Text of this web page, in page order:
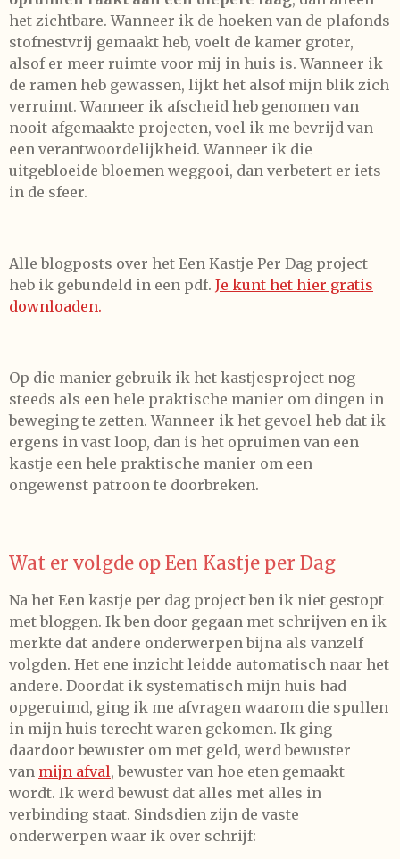
het zichtbare. Wanneer ik de hoeken van de plafonds
stofnestvrij gemaakt heb, voelt de kamer groter,
alsof er meer ruimte voor mij in huis is. Wanneer ik
de ramen heb gewassen, lijkt het alsof mijn blik zich
verruimt. Wanneer ik afscheid heb genomen van
nooit afgemaakte projecten, voel ik me bevrijd van
een verantwoordelijkheid. Wanneer ik die
uitgebloeide bloemen weggooi, dan verbetert er iets
in de sfeer.
Alle blogposts over het Een Kastje Per Dag project
heb ik gebundeld in een pdf. Je kunt het hier gratis
downloaden.
Op die manier gebruik ik het kastjesproject nog
steeds als een hele praktische manier om dingen in
beweging te zetten. Wanneer ik het gevoel heb dat ik
ergens in vast loop, dan is het opruimen van een
kastje een hele praktische manier om een
ongewenst patroon te doorbreken.
Wat er volgde op Een Kastje per Dag
Na het Een kastje per dag project ben ik niet gestopt
met bloggen. Ik ben door gegaan met schrijven en ik
merkte dat andere onderwerpen bijna als vanzelf
volgden. Het ene inzicht leidde automatisch naar het
andere. Doordat ik systematisch mijn huis had
opgeruimd, ging ik me afvragen waarom die spullen
in mijn huis terecht waren gekomen. Ik ging
daardoor bewuster om met geld, werd bewuster
van mijn afval, bewuster van hoe eten gemaakt
wordt. Ik werd bewust dat alles met alles in
verbinding staat. Sindsdien zijn de vaste
onderwerpen waar ik over schrijf: